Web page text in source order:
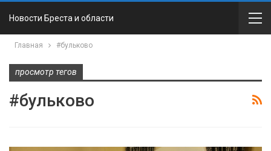
Новости Бреста и области
Главная #бульково
просмотр тегов
#бульково